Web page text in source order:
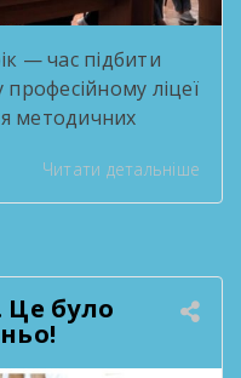
— час підбити
ліцеї
методичних
Педагоги
роботи,
на
скільки цінного
колективу. […]
Читати детальніше
Це було